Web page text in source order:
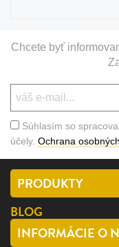
Chcete byť
Súhlasím so
účely. Ochrana
PRODUKTY
BLOG
INFORMÁCIE O